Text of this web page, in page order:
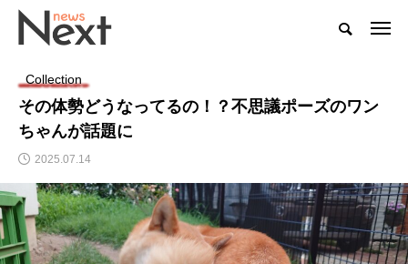
Collection
その体勢どうなってるの！？不思議ポーズのワン
ちゃんが話題に
2025.07.14